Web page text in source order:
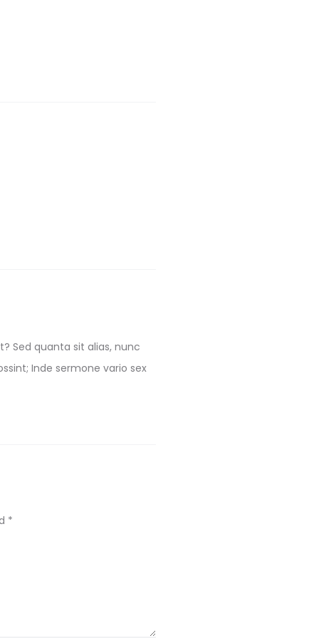
Sed quanta sit alias, nunc
Inde sermone vario sex
*